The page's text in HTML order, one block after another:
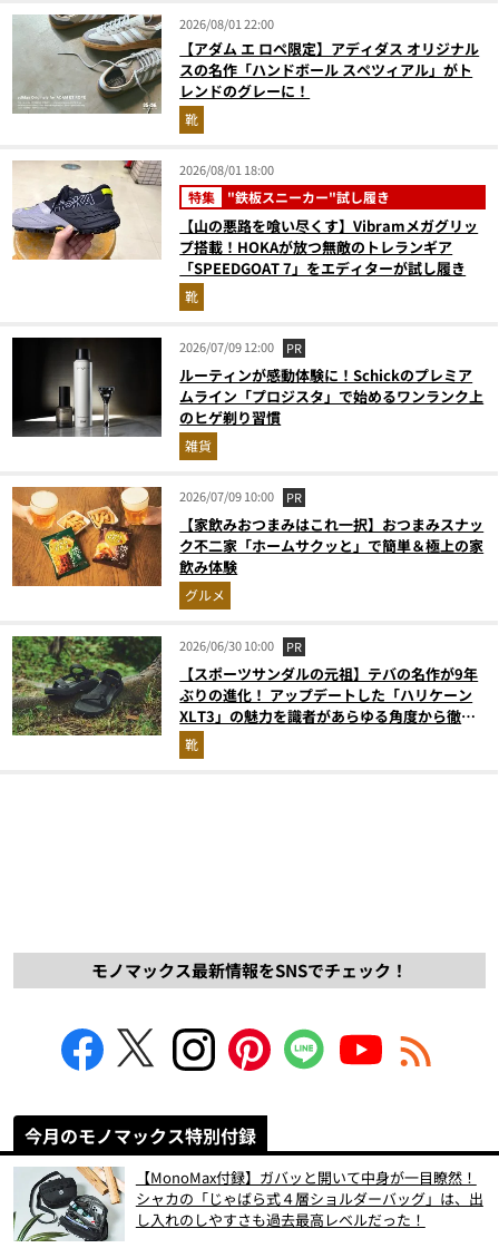
2026/08/01 22:00
【アダム エ ロペ限定】アディダス オリジナル
スの名作「ハンドボール スペツィアル」がト
レンドのグレーに！
靴
2026/08/01 18:00
特集 "鉄板スニーカー"試し履き
【山の悪路を喰い尽くす】Vibramメガグリッ
プ搭載！HOKAが放つ無敵のトレランギア
「SPEEDGOAT 7」をエディターが試し履き
靴
2026/07/09 12:00 PR
ルーティンが感動体験に！Schickのプレミア
ムライン「プロジスタ」で始めるワンランク上
のヒゲ剃り習慣
雑貨
2026/07/09 10:00 PR
【家飲みおつまみはこれ一択】おつまみスナッ
ク不二家「ホームサクッと」で簡単＆極上の家
飲み体験
グルメ
2026/06/30 10:00 PR
【スポーツサンダルの元祖】テバの名作が9年
ぶりの進化！ アップデートした「ハリケーン
XLT3」の魅力を識者があらゆる角度から徹底
解説！
靴
モノマックス最新情報をSNSでチェック！
今月のモノマックス特別付録
【MonoMax付録】ガバッと開いて中身が一目瞭然！
シャカの「じゃばら式４層ショルダーバッグ」は、出
し入れのしやすさも過去最高レベルだった！